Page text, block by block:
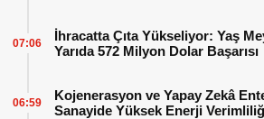
İhracatta Çıta Yükseliyor: Yaş
Yarıda 572 Milyon Dolar Başarısı
07:06
Kojenerasyon ve Yapay Zekâ
Sanayide Yüksek Enerji
06:59